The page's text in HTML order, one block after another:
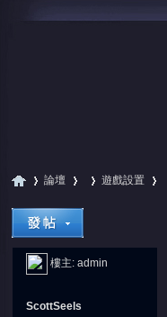
»
論壇
› ›
遊戲設置
樓主: admin
ScottSeels